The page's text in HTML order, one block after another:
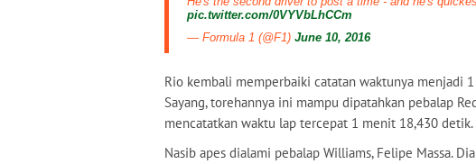
pic.twitter.com/0VYVbLhCCm
— Formula 1 (@F1) June 10, 2016
Rio kembali memperbaiki catatan waktunya menjadi
Sayang, torehannya ini mampu dipatahkan pebalap
mencatatkan waktu lap tercepat 1 menit 18,430 detik.
Nasib apes dialami pebalap Williams, Felipe Massa.